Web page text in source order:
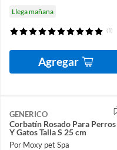
Llega mañana
(1)
Agregar
GENERICO
Corbatín Rosado Para Perros
Y Gatos Talla S 25 cm
Por Moxy pet Spa